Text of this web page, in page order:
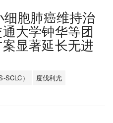
胞肺癌维持治
大学钟华等团
显著延长无进
SCLC） 度伐利尤